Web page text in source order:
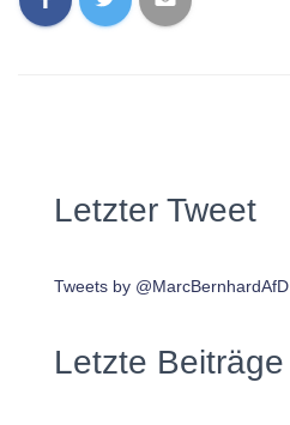
Letzter Tweet
Tweets by @MarcBernhardAfD
Letzte Beiträge